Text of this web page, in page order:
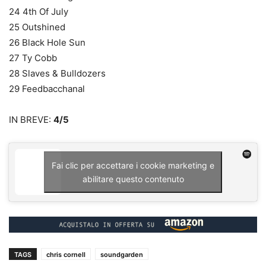
24 4th Of July
25 Outshined
26 Black Hole Sun
27 Ty Cobb
28 Slaves & Bulldozers
29 Feedbacchanal
IN BREVE: 4/5
Fai clic per accettare i cookie marketing e
abilitare questo contenuto
TAGS chris cornell soundgarden